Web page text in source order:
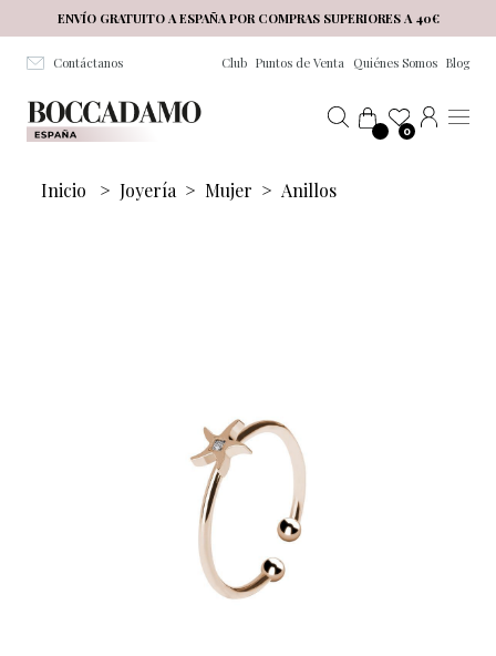
Salta al contenuto principale
ENVÍO GRATUITO A ESPAÑA POR COMPRAS SUPERIORES A 40€
Contáctanos Club Puntos de Venta Quiénes Somos Blog
0
Inicio > Joyería > Mujer > Anillos